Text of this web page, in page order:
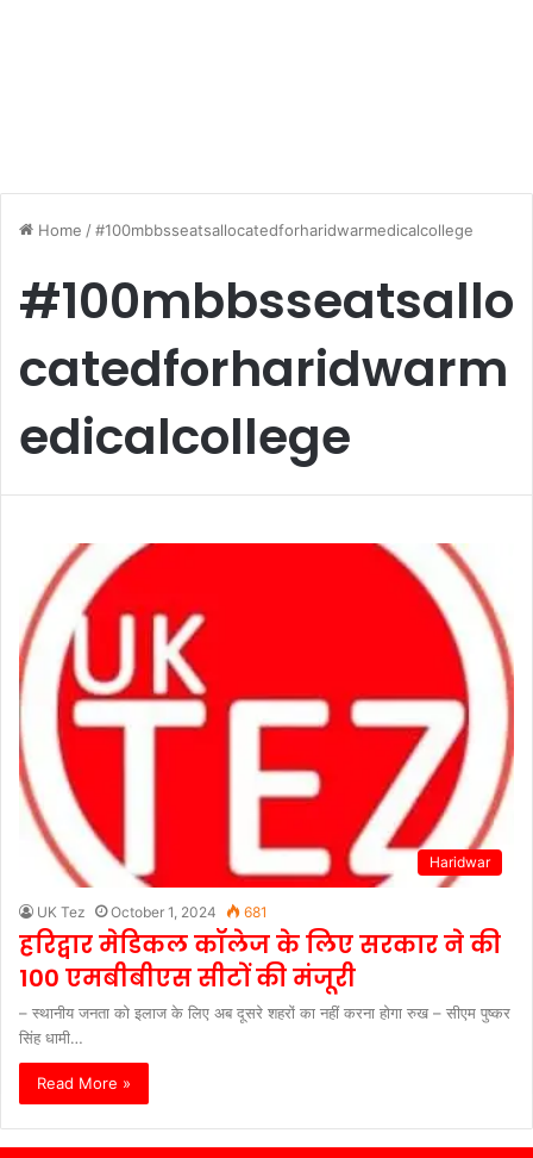
Home /#100mbbsseatsallocatedforharidwarmedicalcollege
#100mbbsseatsallo
catedforharidwarm
edicalcollege
Haridwar
UK Tez October 1, 2024 681
हरिद्वार मेडिकल कॉलेज के लिए सरकार ने की
100 एमबीबीएस सीटों की मंजूरी
– स्थानीय जनता को इलाज के लिए अब दूसरे शहरों का नहीं करना होगा रुख – सीएम पुष्कर
सिंह धामी…
Read More »